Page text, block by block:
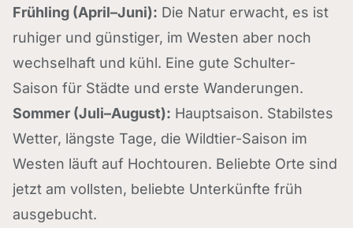
Frühling (April–Juni): Die Natur erwacht, es ist
ruhiger und günstiger, im Westen aber noch
wechselhaft und kühl. Eine gute Schulter-
Saison für Städte und erste Wanderungen.
Sommer (Juli–August): Hauptsaison. Stabilstes
Wetter, längste Tage, die Wildtier-Saison im
Westen läuft auf Hochtouren. Beliebte Orte sind
jetzt am vollsten, beliebte Unterkünfte früh
ausgebucht.